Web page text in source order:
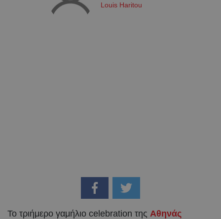
Louis Haritou
Το τριήμερο γαμήλιο celebration της Αθηνάς